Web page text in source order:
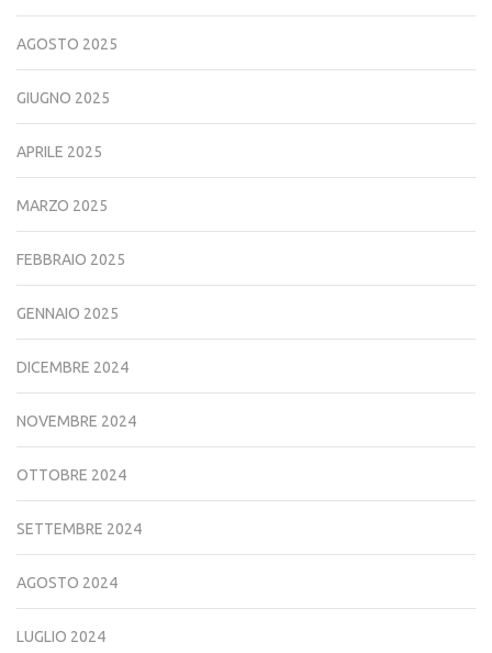
AGOSTO 2025
GIUGNO 2025
APRILE 2025
MARZO 2025
FEBBRAIO 2025
GENNAIO 2025
DICEMBRE 2024
NOVEMBRE 2024
OTTOBRE 2024
SETTEMBRE 2024
AGOSTO 2024
LUGLIO 2024